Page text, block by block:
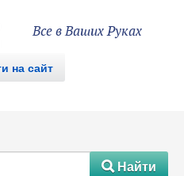
Все в Ваших Руках
на сайт
#Найти